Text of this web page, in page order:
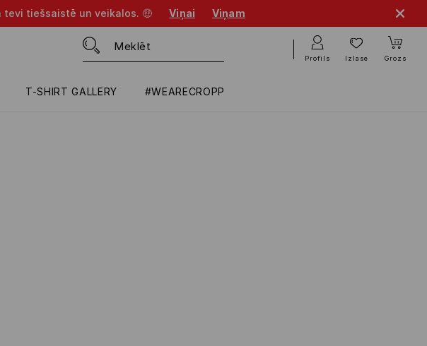
tevi tiešsaistē un veikalos. 🤑 Viņai Viņam
T-SHIRT GALLERY #WEARECROPP
Profils Izlase Grozs